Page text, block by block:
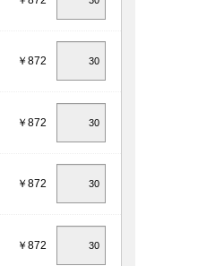
￥872
￥872
￥872
￥872